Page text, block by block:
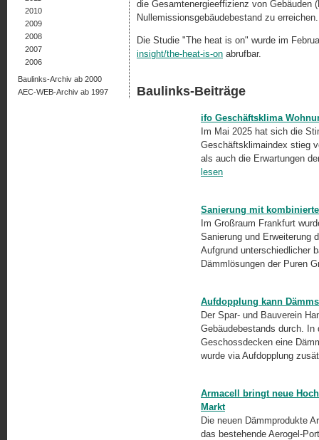
die Gesamtenergieeffizienz von
Nullemissionsgebäudebestand zu erreichen.
Die Studie "The heat is on" wurde im
insight/the-heat-is-on abrufbar.
Baulinks-Beiträge
ifo Geschäftsklima
Im Mai 2025 hat sich die
Geschäftsklimaindex stieg
als auch die Erwartungen
lesen
Sanierung mit
Im Großraum Frankfurt
Sanierung und Erweiterung
Aufgrund unterschiedlicher
Dämmlösungen der Puren
Aufdopplung kann
Der Spar- und Bauverein
Gebäudebestands durch. In
Geschossdecken eine
wurde via Aufdopplung
Armacell bringt neue
Markt
Die neuen Dämmprodukte
das bestehende Aerogel-
2010
2009
2008
2007
2006
Baulinks-Archiv ab 2000
AEC-WEB-Archiv ab 1997